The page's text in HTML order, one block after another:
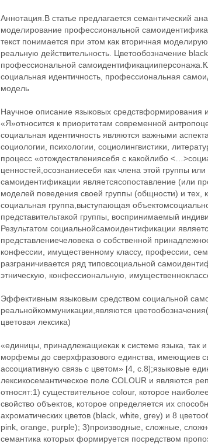
Аннотация.В статье предлагается семантический
моделирование профессиональной
текст понимается при этом как вторичная
реальную действительность. Цветообозначение
профессиональной
социальная идентичность, профессиональная
модель
Научное описание языковых средствформирования
«Я»относится к приоритетам современной
социальная идентичность являются важными
социологии, психологии, социолингвистики,
процесс «отождествлениясебя с какойлибо
ценностей,осознаниесебя как члена этой группы
самоидентификации являетсясопоставление (или
моделей поведения своей группы (общности) и
социальная группа,выступающая
представительтакой группы, воспринимаемый
Результатом социальнойсамоидентификации
представлениечеловека о собственной
конфессии, имущественному классу, профессии,
разграничивается ряд типовсоциальной
этническую, конфессиональную,
Эффективным языковым средством социальной
реальнойкоммуникации,являются
цветовая лексика)
«единицы, принадлежащиекак к системе языка, так
морфемы до сверхфразового единства, имеющиев
ассоциативную связь с цветом» [4, с.8];языковые
лексикосемантическое поле COLOUR и являются
относят:1) существительное colour, которое
свойство объектов, которое определяется их
ахроматических цветов (black, white, grey) и 8
pink, orange, purple); 3)производные, сложные,
семантика которых формируется посредством